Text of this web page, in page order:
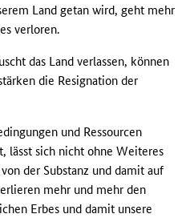
Land getan wird, geht mehr
verloren.
das Land verlassen, können
die Resignation der
und Ressourcen
lässt sich nicht ohne Weiteres
der Substanz und damit auf
mehr und mehr den
Erbes und damit unsere